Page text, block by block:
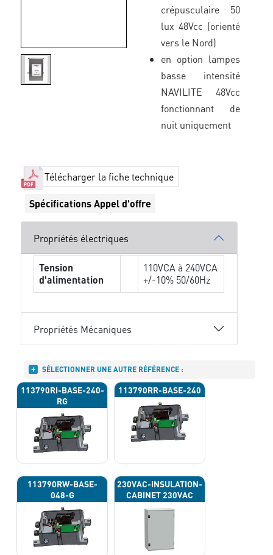
crépusculaire 50
lux 48Vcc (orienté
vers le Nord)
en option lampes
basse intensité
NAVILITE 48Vcc
fonctionnant de
nuit uniquement
Télécharger la fiche technique
Spécifications Appel d'offre
Propriétés électriques
Tension
d'alimentation
110VCA à 240VCA
+/-10% 50/60Hz
Propriétés Mécaniques
SÉLECTIONNER UNE AUTRE RÉFÉRENCE :
113790RI-BASE-240-
RG
113790RR-BASE-240
113790RW-BASE-
048-G
230VAC-INSULATION-
CABINET 230VAC